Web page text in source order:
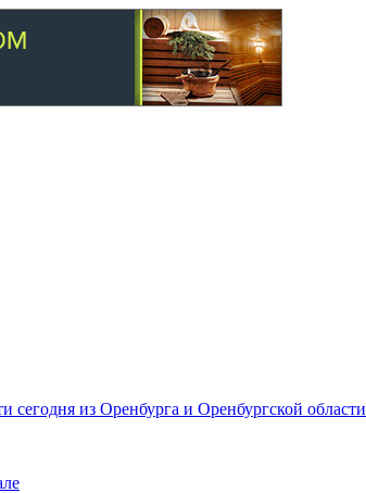
сегодня из Оренбурга и Оренбургской области